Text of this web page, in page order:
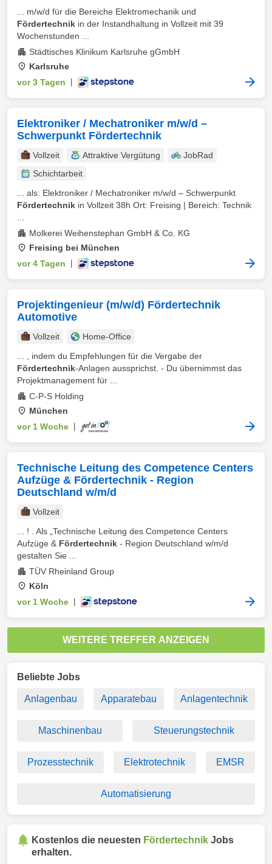
... m/w/d für die Bereiche Elektromechanik und
Fördertechnik in der Instandhaltung in Vollzeit mit 39
Wochenstunden ...
Städtisches Klinikum Karlsruhe gGmbH
Karlsruhe
vor 3 Tagen
Elektroniker / Mechatroniker m/w/d –
Schwerpunkt Fördertechnik
Vollzeit Attraktive Vergütung
JobRad
Schichtarbeit
... als: Elektroniker / Mechatroniker m/w/d – Schwerpunkt
Fördertechnik in Vollzeit 38h Ort: Freising | Bereich: Technik
Molkerei Weihenstephan GmbH & Co. KG
Freising bei München
vor 4 Tagen
Projektingenieur (m/w/d) Fördertechnik
Automotive
Vollzeit
Home-Office
... , indem du Empfehlungen für die Vergabe der
Fördertechnik-Anlagen aussprichst. - Du übernimmst das
Projektmanagement für ...
C-P-S Holding
München
vor 1 Woche
Technische Leitung des Competence Centers
Aufzüge & Fördertechnik - Region
Deutschland w/m/d
Vollzeit
... ! . Als „Technische Leitung des Competence Centers
Aufzüge & Fördertechnik - Region Deutschland w/m/d
gestalten Sie ...
TÜV Rheinland Group
Köln
vor 1 Woche
WEITERE TREFFER ANZEIGEN
Beliebte Jobs
Anlagenbau Apparatebau Anlagentechnik
Maschinenbau Steuerungstechnik
Prozesstechnik Elektrotechnik EMSR
Automatisierung
Kostenlos die neuesten Fördertechnik Jobs
erhalten.